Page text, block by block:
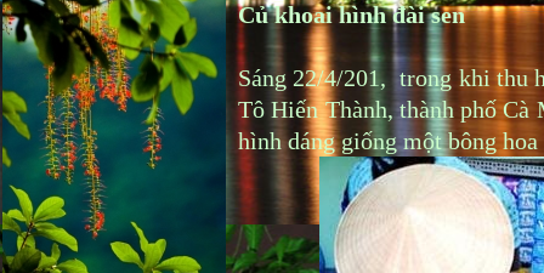
Củ khoai hình đài sen
Sáng 22/4/201, trong khi thu
Tô Hiến Thành, thành phố Cà
hình dáng giống một bông hoa